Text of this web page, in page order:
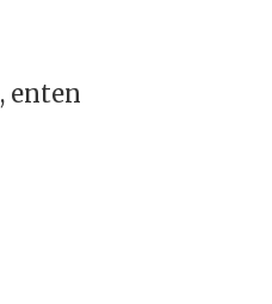
enten